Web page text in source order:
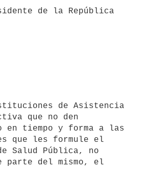
que no den
en tiempo y forma a las
que les formule el
Salud Pública, no
parte del mismo, el